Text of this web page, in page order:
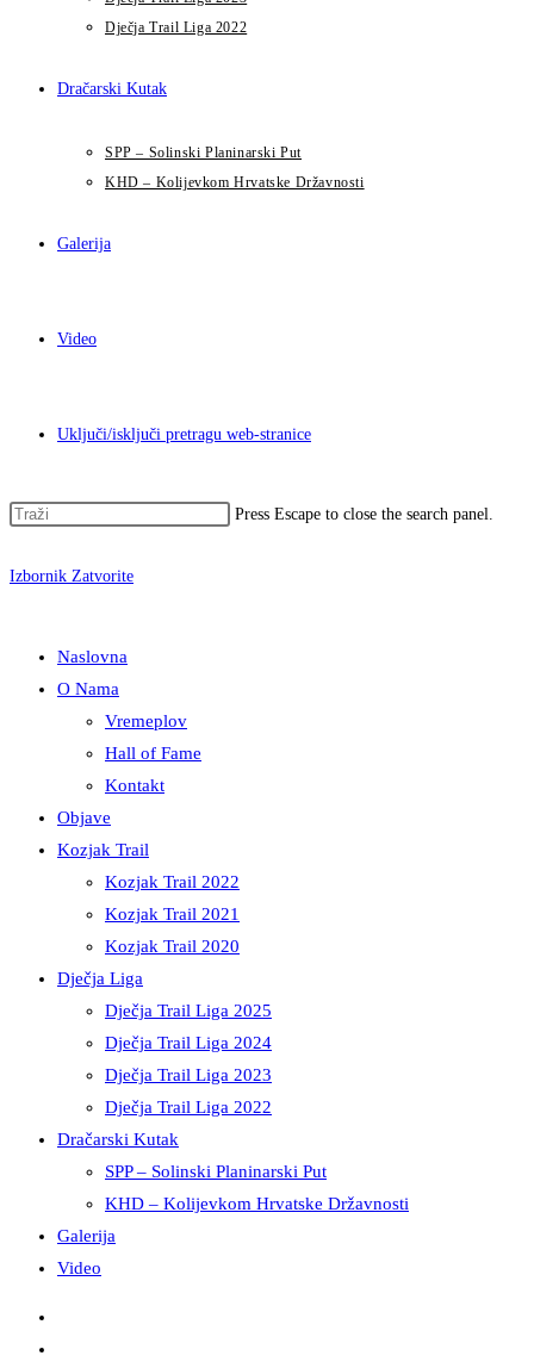
Dječja Trail Liga 2022
Dračarski Kutak
SPP – Solinski Planinarski Put
KHD – Kolijevkom Hrvatske Državnosti
Galerija
Video
Uključi/isključi pretragu web-stranice
Press Escape to close the search panel.
Izbornik Zatvorite
Naslovna
O Nama
Vremeplov
Hall of Fame
Kontakt
Objave
Kozjak Trail
Kozjak Trail 2022
Kozjak Trail 2021
Kozjak Trail 2020
Dječja Liga
Dječja Trail Liga 2025
Dječja Trail Liga 2024
Dječja Trail Liga 2023
Dječja Trail Liga 2022
Dračarski Kutak
SPP – Solinski Planinarski Put
KHD – Kolijevkom Hrvatske Državnosti
Galerija
Video